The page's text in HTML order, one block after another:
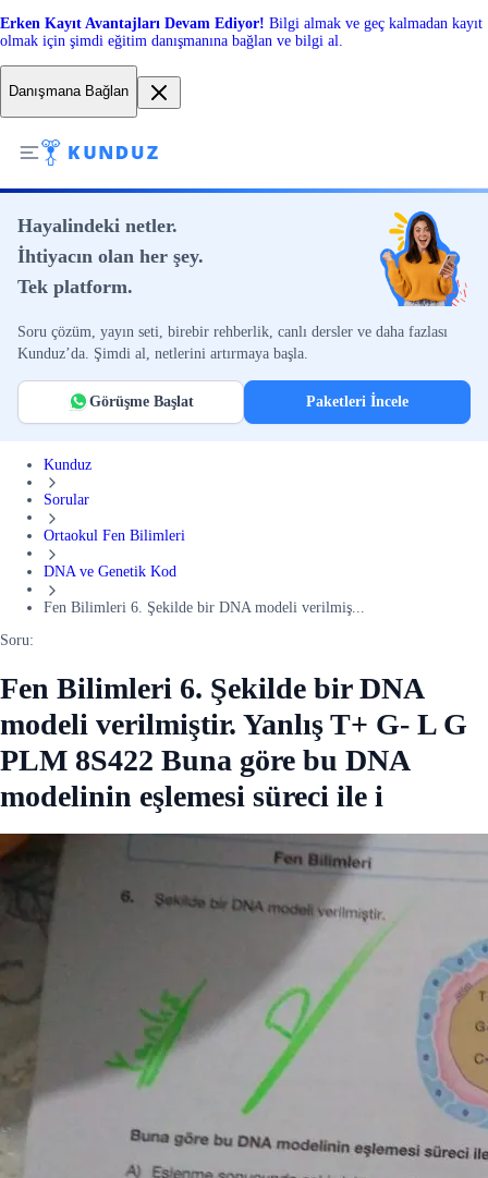
Erken Kayıt Avantajları Devam Ediyor! Bilgi almak ve geç kalmadan kayıt
olmak için şimdi eğitim danışmanına bağlan ve bilgi al.
Danışmana Bağlan
Hayalindeki netler.
İhtiyacın olan her şey.
Tek platform.
Soru çözüm, yayın seti, birebir rehberlik, canlı dersler ve daha fazlası
Kunduz’da. Şimdi al, netlerini artırmaya başla.
Görüşme Başlat Paketleri İncele
Kunduz
Sorular
Ortaokul Fen Bilimleri
DNA ve Genetik Kod
Fen Bilimleri 6. Şekilde bir DNA modeli verilmiş...
Soru:
Fen Bilimleri 6. Şekilde bir DNA
modeli verilmiştir. Yanlış T+ G- L G
PLM 8S422 Buna göre bu DNA
modelinin eşlemesi süreci ile i